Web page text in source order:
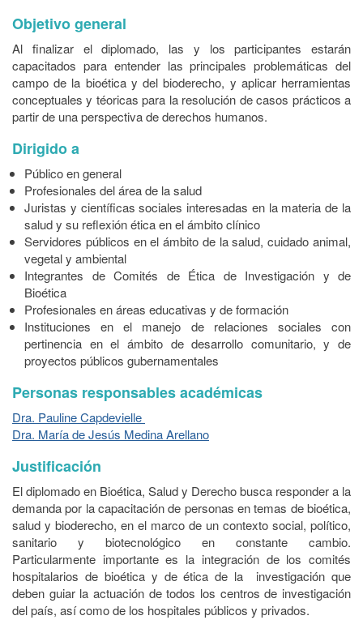
Objetivo general
Al finalizar el diplomado, las y los participantes estarán
capacitados para entender las principales problemáticas del
campo de la bioética y del bioderecho, y aplicar herramientas
conceptuales y téoricas para la resolución de casos prácticos a
partir de una perspectiva de derechos humanos.
Dirigido a
Público en general
Profesionales del área de la salud
Juristas y científicas sociales interesadas en la materia de la
salud y su reflexión ética en el ámbito clínico
Servidores públicos en el ámbito de la salud, cuidado animal,
vegetal y ambiental
Integrantes de Comités de Ética de Investigación y de
Bioética
Profesionales en áreas educativas y de formación
Instituciones en el manejo de relaciones sociales con
pertinencia en el ámbito de desarrollo comunitario, y de
proyectos públicos gubernamentales
Personas responsables académicas
Dra. Pauline Capdevielle
Dra. María de Jesús Medina Arellano
Justificación
El diplomado en Bioética, Salud y Derecho busca responder a la
demanda por la capacitación de personas en temas de bioética,
salud y bioderecho, en el marco de un contexto social, político,
sanitario y biotecnológico en constante cambio.
Particularmente importante es la integración de los comités
hospitalarios de bioética y de ética de la investigación que
deben guiar la actuación de todos los centros de investigación
del país, así como de los hospitales públicos y privados.